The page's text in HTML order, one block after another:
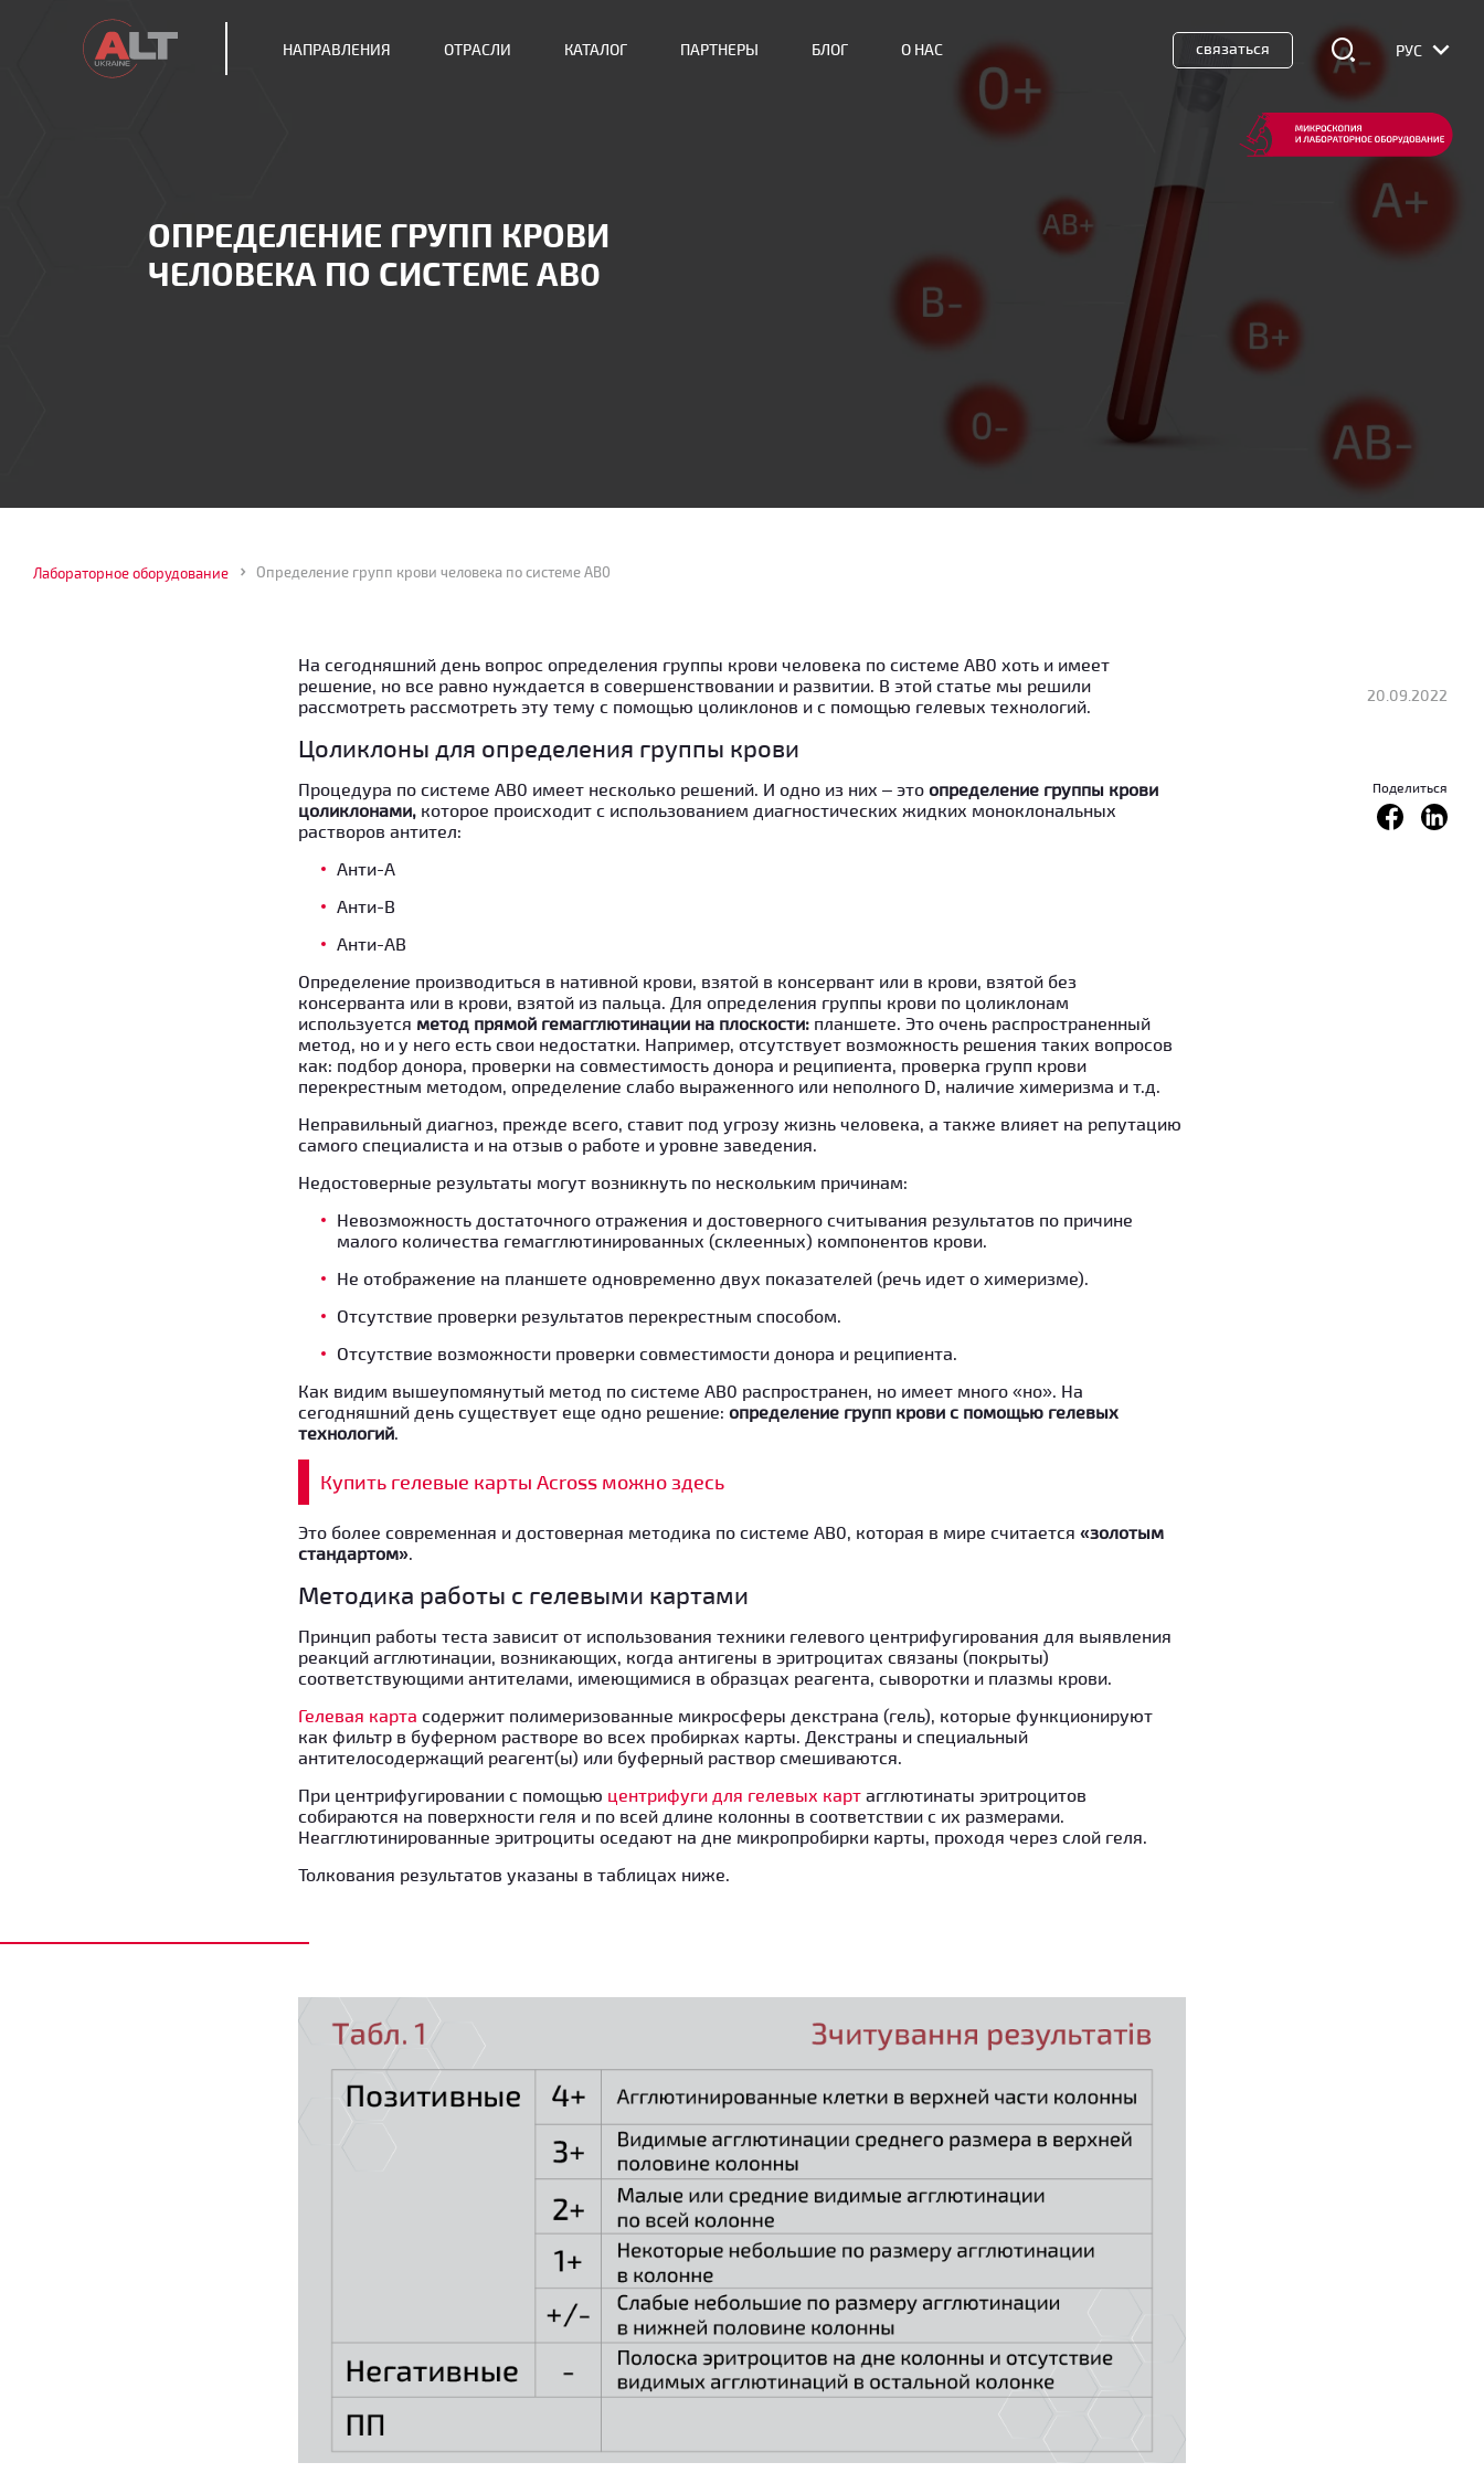
ОПРЕДЕЛЕНИЕ ГРУПП КРОВИ
ЧЕЛОВЕКА ПО СИСТЕМЕ АВ0
НАПРАВЛЕНИЯ ОТРАСЛИ КАТАЛОГ ПАРТНЕРЫ БЛОГ О НАС связаться РУС
Лабораторное оборудование Определение групп крови человека по системе АВ0
20.09.2022
Поделиться
На сегодняшний день вопрос определения группы крови человека по системе АВ0 хоть и имеет
решение, но все равно нуждается в совершенствовании и развитии. В этой статье мы решили
рассмотреть рассмотреть эту тему с помощью цоликлонов и с помощью гелевых технологий.
Цоликлоны для определения группы крови
Процедура по системе АВ0 имеет несколько решений. И одно из них – это определение группы крови
цоликлонами, которое происходит с использованием диагностических жидких моноклональных
растворов антител:
Анти-А
Анти-В
Анти-АВ
Определение производиться в нативной крови, взятой в консервант или в крови, взятой без
консерванта или в крови, взятой из пальца. Для определения группы крови по цоликлонам
используется метод прямой гемагглютинации на плоскости: планшете. Это очень распространенный
метод, но и у него есть свои недостатки. Например, отсутствует возможность решения таких вопросов
как: подбор донора, проверки на совместимость донора и реципиента, проверка групп крови
перекрестным методом, определение слабо выраженного или неполного D, наличие химеризма и т.д.
Неправильный диагноз, прежде всего, ставит под угрозу жизнь человека, а также влияет на репутацию
самого специалиста и на отзыв о работе и уровне заведения.
Недостоверные результаты могут возникнуть по нескольким причинам:
Невозможность достаточного отражения и достоверного считывания результатов по причине
малого количества гемагглютинированных (склеенных) компонентов крови.
Не отображение на планшете одновременно двух показателей (речь идет о химеризме).
Отсутствие проверки результатов перекрестным способом.
Отсутствие возможности проверки совместимости донора и реципиента.
Как видим вышеупомянутый метод по системе АВ0 распространен, но имеет много «но». На
сегодняшний день существует еще одно решение: определение групп крови с помощью гелевых
технологий.
Купить гелевые карты Across можно здесь
Это более современная и достоверная методика по системе АВ0, которая в мире считается «золотым
стандартом».
Методика работы с гелевыми картами
Принцип работы теста зависит от использования техники гелевого центрифугирования для выявления
реакций агглютинации, возникающих, когда антигены в эритроцитах связаны (покрыты)
соответствующими антителами, имеющимися в образцах реагента, сыворотки и плазмы крови.
Гелевая карта содержит полимеризованные микросферы декстрана (гель), которые функционируют
как фильтр в буферном растворе во всех пробирках карты. Декстраны и специальный
антителосодержащий реагент(ы) или буферный раствор смешиваются.
При центрифугировании с помощью центрифуги для гелевых карт агглютинаты эритроцитов
собираются на поверхности геля и по всей длине колонны в соответствии с их размерами.
Неагглютинированные эритроциты оседают на дне микропробирки карты, проходя через слой геля.
Толкования результатов указаны в таблицах ниже.